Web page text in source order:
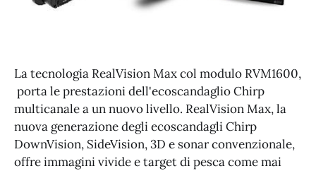
La tecnologia RealVision Max col modulo RVM1600,
porta le prestazioni dell'ecoscandaglio Chirp
multicanale a un nuovo livello. RealVision Max, la
nuova generazione degli ecoscandagli Chirp
DownVision, SideVision, 3D e sonar convenzionale,
offre immagini vivide e target di pesca come mai